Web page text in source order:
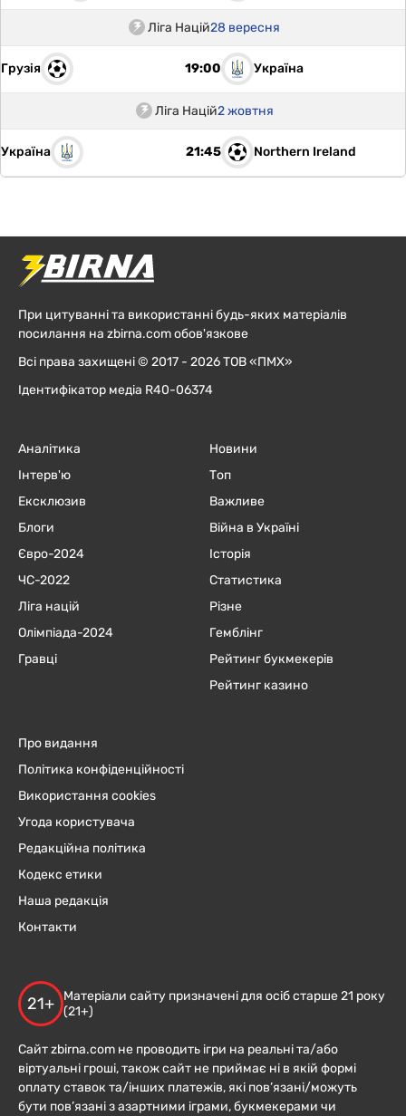
Ліга Націй28 вересня
Грузія 19:00 Україна
Ліга Націй2 жовтня
Україна 21:45 Northern Ireland
При цитуванні та використанні будь-яких матеріалів
посилання на zbirna.com обов'язкове
Всі права захищені © 2017 - 2026 ТОВ «ПМХ»
Ідентифікатор медіа R40-06374
Аналітика
Інтерв'ю
Ексклюзив
Блоги
Євро-2024
ЧC-2022
Ліга націй
Олімпіада-2024
Гравці
Новини
Топ
Важливе
Війна в Україні
Історія
Статистика
Різне
Гемблінг
Рейтинг букмекерів
Рейтинг казино
Про видання
Політика конфіденційності
Використання cookies
Угода користувача
Редакційна політика
Кодекс етики
Наша редакція
Контакти
21+
Матеріали сайту призначені для осіб старше 21 року
(21+)
Сайт zbirna.com не проводить ігри на реальні та/або
віртуальні гроші, також сайт не приймає ні в якій формі
оплату ставок та/інших платежів, які пов’язані/можуть
бути пов’язані з азартними іграми, букмекерами чи